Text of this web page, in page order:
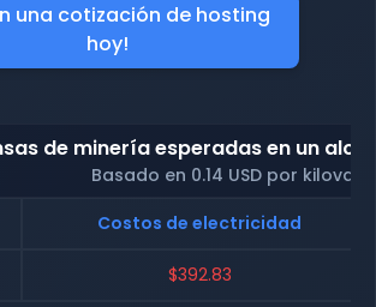
una cotización de hosting
hoy!
de minería esperadas en un
Basado en 0.14 USD por
Costos de electricidad
$392.83